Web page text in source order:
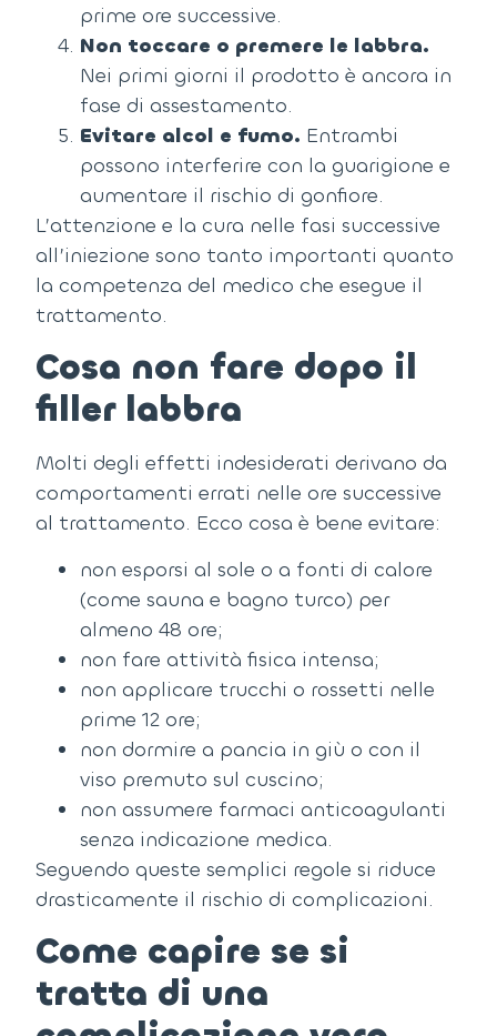
prime ore successive.
Non toccare o premere le labbra.
Nei primi giorni il prodotto è ancora in
fase di assestamento.
Evitare alcol e fumo. Entrambi
possono interferire con la guarigione e
aumentare il rischio di gonfiore.
L’attenzione e la cura nelle fasi successive
all’iniezione sono tanto importanti quanto
la competenza del medico che esegue il
trattamento.
Cosa non fare dopo il
filler labbra
Molti degli effetti indesiderati derivano da
comportamenti errati nelle ore successive
al trattamento. Ecco cosa è bene evitare:
non esporsi al sole o a fonti di calore
(come sauna e bagno turco) per
almeno 48 ore;
non fare attività fisica intensa;
non applicare trucchi o rossetti nelle
prime 12 ore;
non dormire a pancia in giù o con il
viso premuto sul cuscino;
non assumere farmaci anticoagulanti
senza indicazione medica.
Seguendo queste semplici regole si riduce
drasticamente il rischio di complicazioni.
Come capire se si
tratta di una